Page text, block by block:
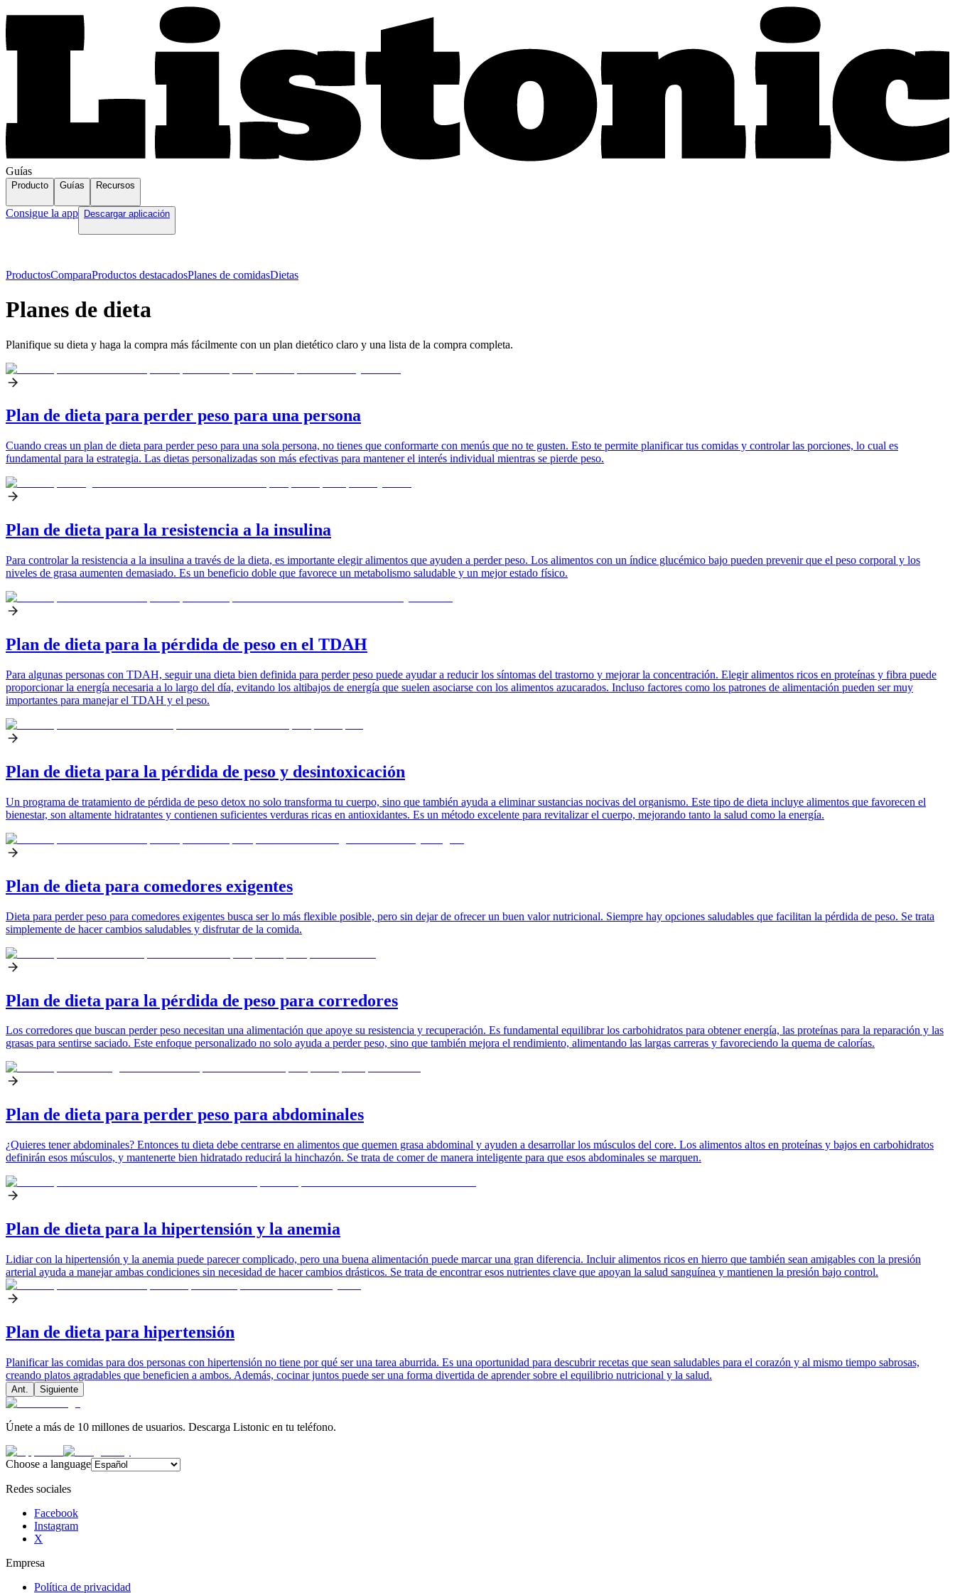
Guías
Producto Guías Recursos
Consigue la app Descargar aplicación
ProductosComparaProductos destacadosPlanes de comidasDietas
Planes de dieta
Planifique su dieta y haga la compra más fácilmente con un plan dietético claro y una lista de la compra completa.
Plan de dieta para perder peso para una persona
Cuando creas un plan de dieta para perder peso para una sola persona, no tienes que conformarte con menús que no te gusten. Esto te permite planificar tus comidas y controlar las porciones, lo cual es
fundamental para la estrategia. Las dietas personalizadas son más efectivas para mantener el interés individual mientras se pierde peso.
Plan de dieta para la resistencia a la insulina
Para controlar la resistencia a la insulina a través de la dieta, es importante elegir alimentos que ayuden a perder peso. Los alimentos con un índice glucémico bajo pueden prevenir que el peso corporal y los
niveles de grasa aumenten demasiado. Es un beneficio doble que favorece un metabolismo saludable y un mejor estado físico.
Plan de dieta para la pérdida de peso en el TDAH
Para algunas personas con TDAH, seguir una dieta bien definida para perder peso puede ayudar a reducir los síntomas del trastorno y mejorar la concentración. Elegir alimentos ricos en proteínas y fibra puede
proporcionar la energía necesaria a lo largo del día, evitando los altibajos de energía que suelen asociarse con los alimentos azucarados. Incluso factores como los patrones de alimentación pueden ser muy
importantes para manejar el TDAH y el peso.
Plan de dieta para la pérdida de peso y desintoxicación
Un programa de tratamiento de pérdida de peso detox no solo transforma tu cuerpo, sino que también ayuda a eliminar sustancias nocivas del organismo. Este tipo de dieta incluye alimentos que favorecen el
bienestar, son altamente hidratantes y contienen suficientes verduras ricas en antioxidantes. Es un método excelente para revitalizar el cuerpo, mejorando tanto la salud como la energía.
Plan de dieta para comedores exigentes
Dieta para perder peso para comedores exigentes busca ser lo más flexible posible, pero sin dejar de ofrecer un buen valor nutricional. Siempre hay opciones saludables que facilitan la pérdida de peso. Se trata
simplemente de hacer cambios saludables y disfrutar de la comida.
Plan de dieta para la pérdida de peso para corredores
Los corredores que buscan perder peso necesitan una alimentación que apoye su resistencia y recuperación. Es fundamental equilibrar los carbohidratos para obtener energía, las proteínas para la reparación y las
grasas para sentirse saciado. Este enfoque personalizado no solo ayuda a perder peso, sino que también mejora el rendimiento, alimentando las largas carreras y favoreciendo la quema de calorías.
Plan de dieta para perder peso para abdominales
¿Quieres tener abdominales? Entonces tu dieta debe centrarse en alimentos que quemen grasa abdominal y ayuden a desarrollar los músculos del core. Los alimentos altos en proteínas y bajos en carbohidratos
definirán esos músculos, y mantenerte bien hidratado reducirá la hinchazón. Se trata de comer de manera inteligente para que esos abdominales se marquen.
Plan de dieta para la hipertensión y la anemia
Lidiar con la hipertensión y la anemia puede parecer complicado, pero una buena alimentación puede marcar una gran diferencia. Incluir alimentos ricos en hierro que también sean amigables con la presión
arterial ayuda a manejar ambas condiciones sin necesidad de hacer cambios drásticos. Se trata de encontrar esos nutrientes clave que apoyan la salud sanguínea y mantienen la presión bajo control.
Plan de dieta para hipertensión
Planificar las comidas para dos personas con hipertensión no tiene por qué ser una tarea aburrida. Es una oportunidad para descubrir recetas que sean saludables para el corazón y al mismo tiempo sabrosas,
creando platos agradables que beneficien a ambos. Además, cocinar juntos puede ser una forma divertida de aprender sobre el equilibrio nutricional y la salud.
Ant. Siguiente
Únete a más de 10 millones de usuarios. Descarga Listonic en tu teléfono.
Choose a language
Redes sociales
Facebook
Instagram
X
Empresa
Política de privacidad